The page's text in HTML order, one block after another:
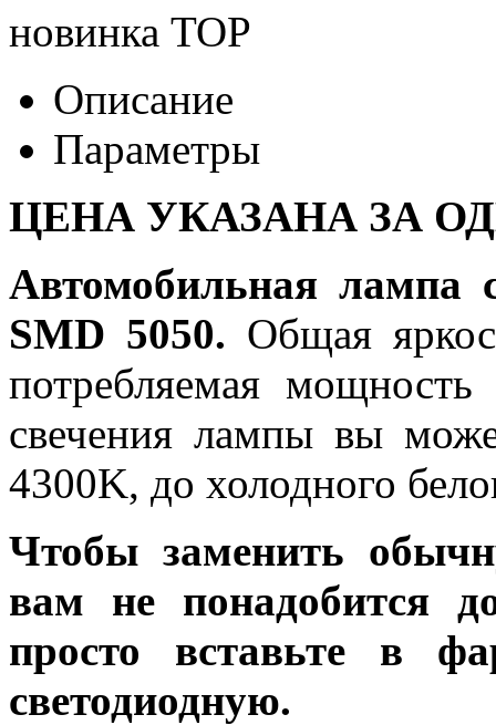
новинка TOP
Описание
Параметры
ЦЕНА УКАЗАНА ЗА
Автомобильная лампа
SMD 5050. Общая
потребляемая мощность
свечения лампы вы
4300K, до холодного
Чтобы заменить
вам не понадобится
просто вставьте в
светодиодную.